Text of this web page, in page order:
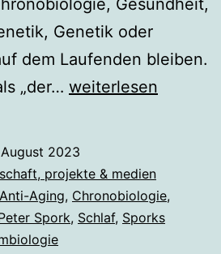
Genetik oder
dem Laufenden bleiben.
„der… In
Wie
Sie
die
weiterlesen
August 2023
projekte & medien
Anti-Aging, Chronobiologie,
Spork, Schlaf, Sporks